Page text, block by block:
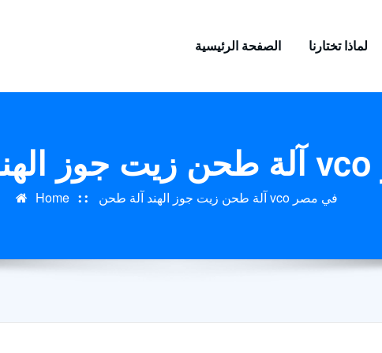
الصفحة الرئيسية لماذا تختارنا
Home آلة طحن زيت جوز الهند آلة طحن vco في مصر